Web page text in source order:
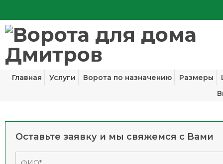
Главная Услуги Ворота по назначению Размеры
Оставьте заявку и мы свяжемся с Вами